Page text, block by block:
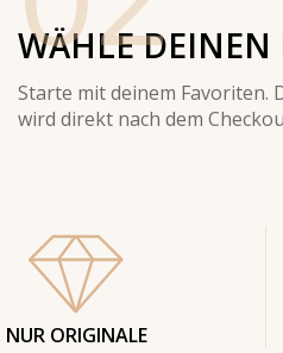
WÄHLE DEINEN
Starte mit deinem Favoriten.
wird direkt nach dem
NUR ORIGINALE